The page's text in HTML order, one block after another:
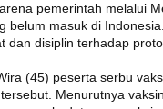
pemerintah melalui
belum masuk di
dan disiplin terhadap
(45) peserta serbu
Menurutnya